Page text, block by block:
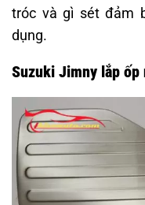
tróc và gì sét đảm
dụng.
Suzuki Jimny lắp ốp